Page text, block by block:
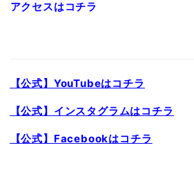
アクセスはコチラ
【公式】YouTubeはコチラ
【公式】インスタグラムはコチラ
【公式】Facebookはコチラ